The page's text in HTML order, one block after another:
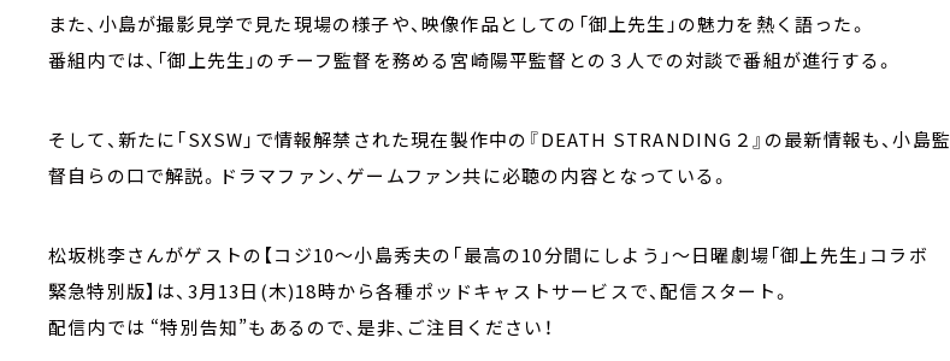
また、小島が撮影見学で見た現場の様子や、映像作品としての「御上先生」の魅力を熱く語った。
番組内では、「御上先生」のチーフ監督を務める宮崎陽平監督との３人での対談で番組が進行する。
そして、新たに「SXSW」で情報解禁された現在製作中の『DEATH STRANDING２』の最新情報も、小島監
督自らの口で解説。ドラマファン、ゲームファン共に必聴の内容となっている。
松坂桃李さんがゲストの【コジ10～小島秀夫の「最高の10分間にしよう」～日曜劇場「御上先生」コラボ
緊急特別版】は、3月13日(木)18時から各種ポッドキャストサービスで、配信スタート。
配信内では “特別告知”もあるので、是非、ご注目ください！